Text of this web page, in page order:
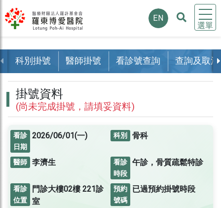
選單
EN
科別掛號 醫師掛號 看診號查詢 查詢及取消
掛號資料
(尚未完成掛號，請填妥資料)
看診
日期
2026/06/01(一) 科別 骨科
醫師 李濟生
看診
時段
午診，骨質疏鬆特診
看診
位置
門診大樓02樓221診
室
預約
號碼
已過預約掛號時段